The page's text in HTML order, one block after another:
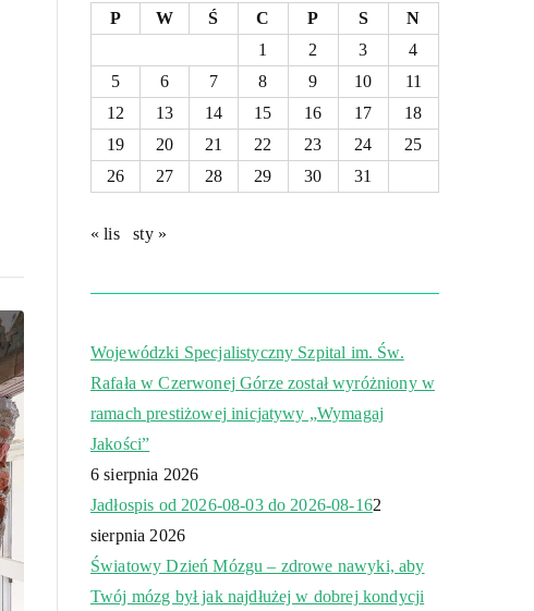
P
W Ś C P S
N
1
2 3
4
5
6 7 8 9 10
11
12
13 14 15 16 17
18
19
20 21 22 23 24
25
26
27 28 29 30 31
« lis sty »
Wojewódzki Specjalistyczny Szpital im. Św.
Rafała w Czerwonej Górze został wyróżniony w
ramach prestiżowej inicjatywy „Wymagaj
Jakości”
6 sierpnia 2026
Jadłospis od 2026-08-03 do 2026-08-162
sierpnia 2026
Światowy Dzień Mózgu – zdrowe nawyki, aby
Twój mózg był jak najdłużej w dobrej kondycji